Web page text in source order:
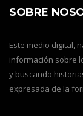
SOBRE
Este medio digital,
información sobre
y buscando
expresada de la